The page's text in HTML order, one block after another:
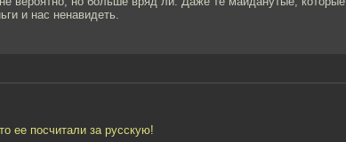
и нас ненавидеть.
ее посчитали за русскую!